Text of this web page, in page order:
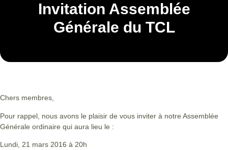
Invitation Assemblée
Générale du TCL
Chers membres,
Pour rappel, nous avons le plaisir de vous inviter à notre Assemblée
Générale ordinaire qui aura lieu le :
Lundi, 21 mars 2016 à 20h